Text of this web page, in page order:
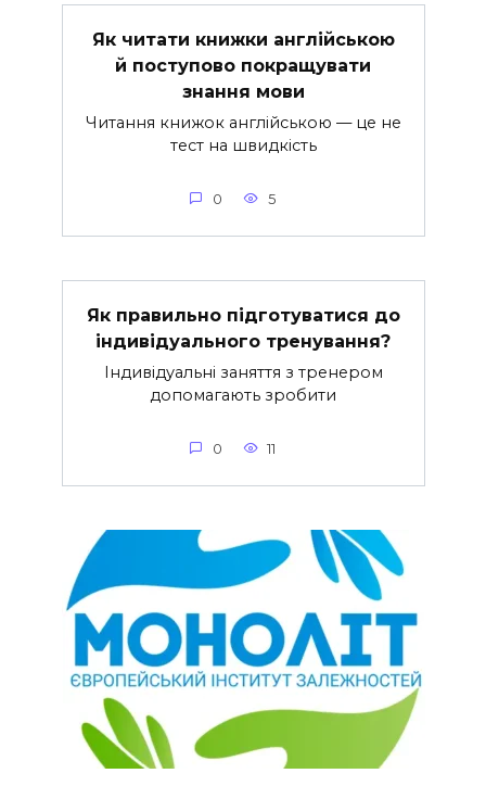
Як читати книжки англійською
й поступово покращувати
знання мови
Читання книжок англійською — це не
тест на швидкість
0 5
Як правильно підготуватися до
індивідуального тренування?
Індивідуальні заняття з тренером
допомагають зробити
0 11